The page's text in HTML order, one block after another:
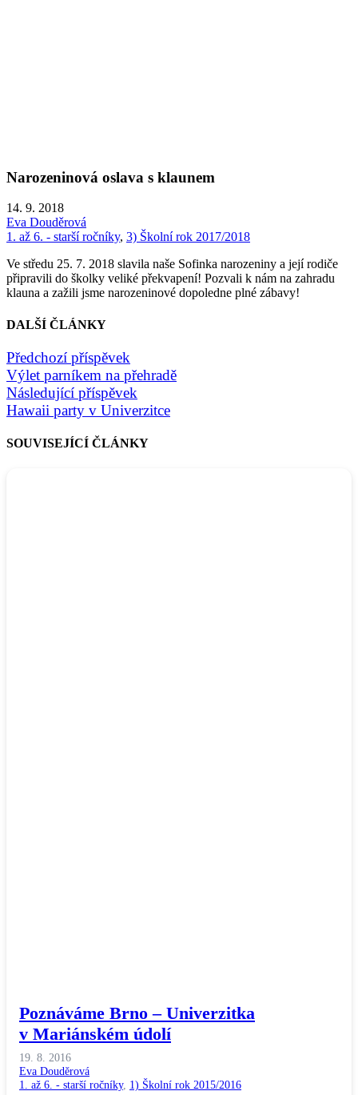
Narozeninová oslava s klaunem
14. 9. 2018
Eva Douděrová
1. až 6. - starší ročníky, 3) Školní rok 2017/2018
Ve středu 25. 7. 2018 slavila naše Sofinka narozeniny a její rodiče
připravili do školky veliké překvapení! Pozvali k nám na zahradu
klauna a zažili jsme narozeninové dopoledne plné zábavy!
DALŠÍ ČLÁNKY
Předchozí příspěvek
Výlet parníkem na přehradě
Následující příspěvek
Hawaii party v Univerzitce
SOUVISEJÍCÍ ČLÁNKY
Poznáváme Brno – Univerzitka
v Mariánském údolí
19. 8. 2016
Eva Douděrová
1. až 6. - starší ročníky, 1) Školní rok 2015/2016